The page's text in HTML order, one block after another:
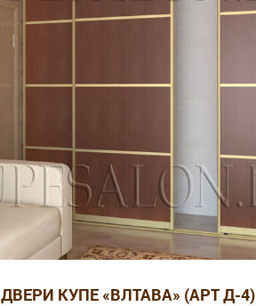
ДВЕРИ КУПЕ «ВЛТАВА» (АРТ Д-4)